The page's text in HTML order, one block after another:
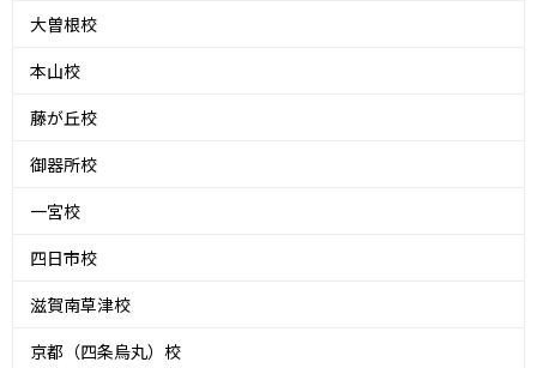
大曽根校
本山校
藤が丘校
御器所校
一宮校
四日市校
滋賀南草津校
京都（四条烏丸）校